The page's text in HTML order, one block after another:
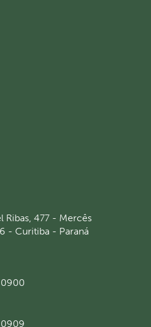
Ribas, 477 - Mercês
- Curitiba - Paraná